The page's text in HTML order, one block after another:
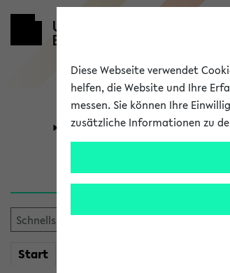
Universität
Start
Es gibt
Diese Webseite verwendet
helfen, die Website und Ihre
messen. Sie können Ihre
zusätzliche Informationen zu